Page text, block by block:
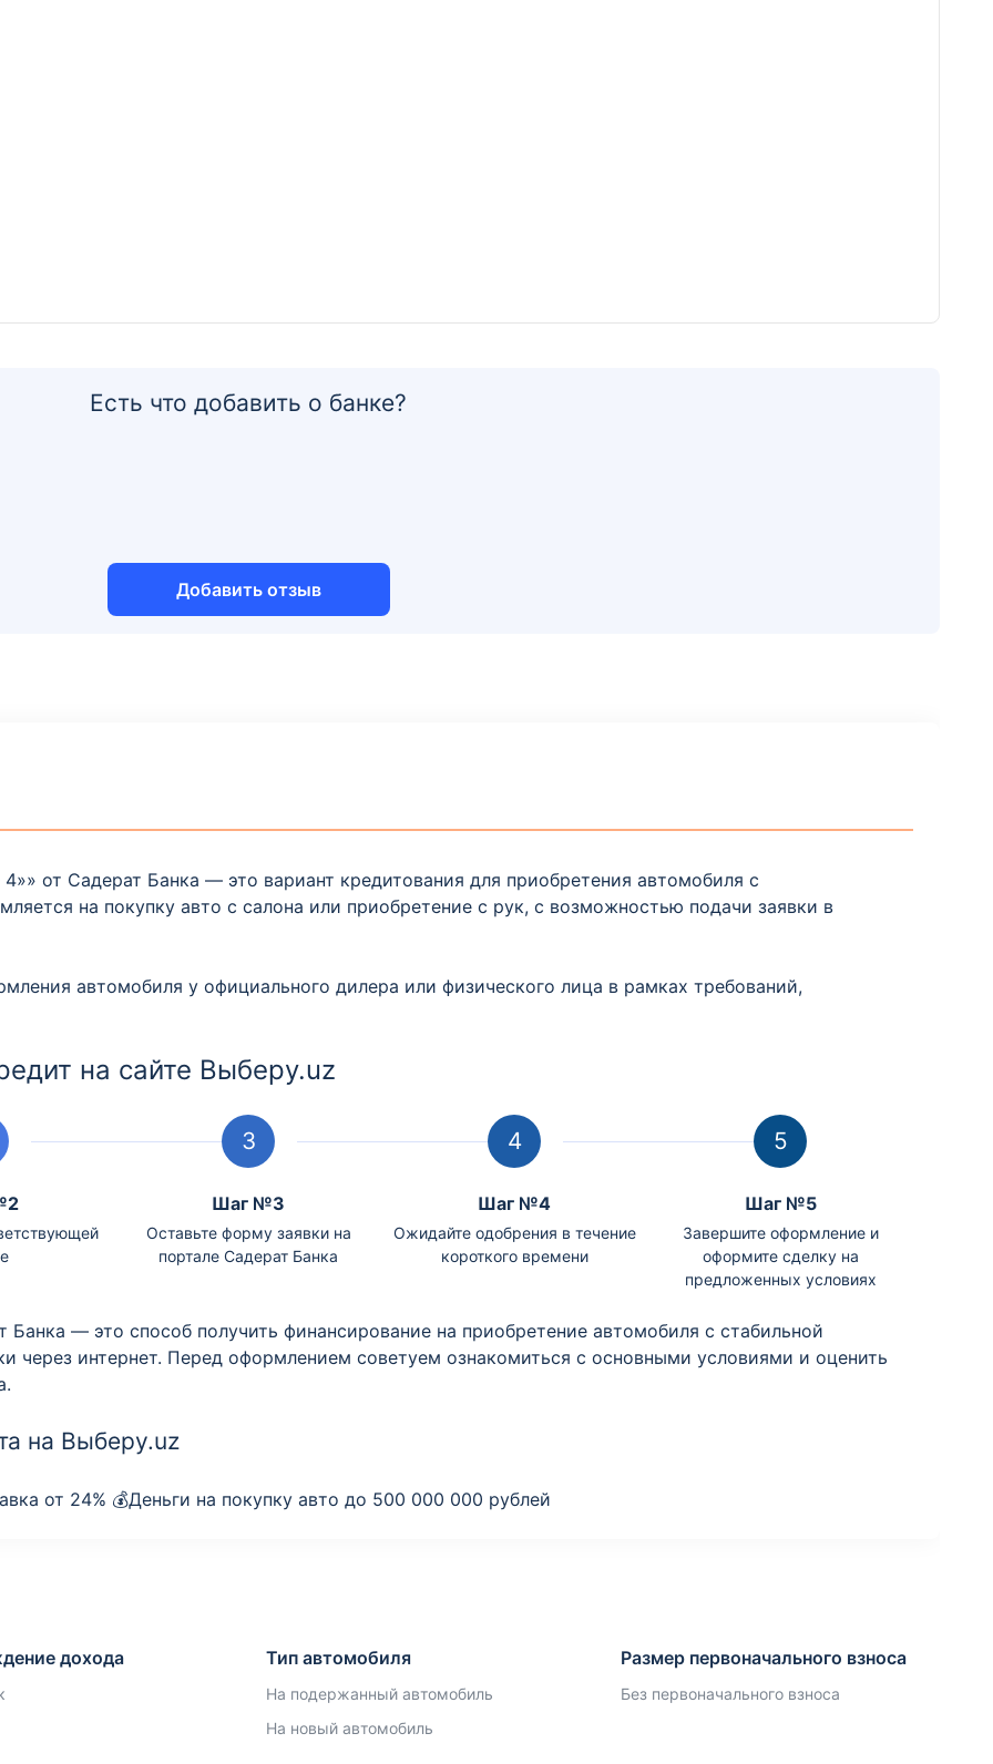
Есть что добавить о банке?
Добавить отзыв
от Садерат Банка — это вариант кредитования для приобретения автомобиля с
на покупку авто с салона или приобретение с рук, с возможностью подачи заявки в
автомобиля у официального дилера или физического лица в рамках требований,
на сайте Выберу.uz
Шаг №3
Оставьте форму заявки на
портале Садерат Банка
Шаг №4
Ожидайте одобрения в течение
короткого времени
Шаг №5
Завершите оформление и
оформите сделку на
предложенных условиях
— это способ получить финансирование на приобретение автомобиля с стабильной
через интернет. Перед оформлением советуем ознакомиться с основными условиями и оценить
на Выберу.uz
от 24% 💰Деньги на покупку авто до 500 000 000 рублей
дохода Тип автомобиля
На подержанный автомобиль
На новый автомобиль
Размер первоначального взноса
Без первоначального взноса